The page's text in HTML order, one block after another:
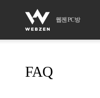
웹젠 PC방
FAQ